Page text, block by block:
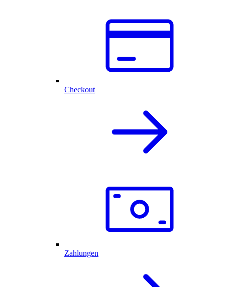
Checkout
Zahlungen